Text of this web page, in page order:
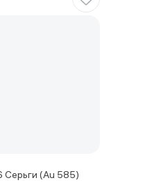
Серьги (Au 585)